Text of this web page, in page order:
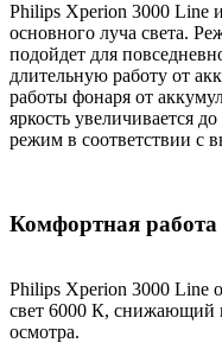
Philips Xperion 3000 Line
основного луча света.
подойдет для
длительную работу от
работы фонаря от
яркость увеличивается
режим в соответствии с
Комфортная работа
Philips Xperion 3000 Line
свет 6000 К, снижающий
осмотра.